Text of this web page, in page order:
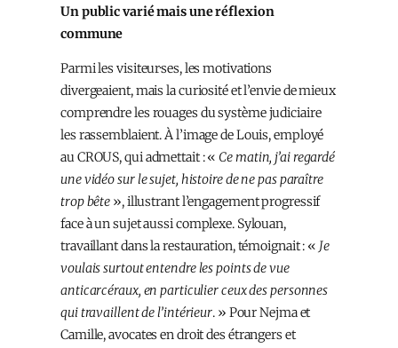
Un public varié mais une réflexion
commune
Parmi les visiteur·ses, les motivations
divergeaient, mais la curiosité et l’envie de mieux
comprendre les rouages du système judiciaire
les rassemblaient. À l’image de Louis, employé
au CROUS, qui admettait : « Ce matin, j’ai regardé
une vidéo sur le sujet, histoire de ne pas paraître
trop bête », illustrant l’engagement progressif
face à un sujet aussi complexe. Sylouan,
travaillant dans la restauration, témoignait : « Je
voulais surtout entendre les points de vue
anticarcéraux, en particulier ceux des personnes
qui travaillent de l’intérieur. » Pour Nejma et
Camille, avocates en droit des étrangers et